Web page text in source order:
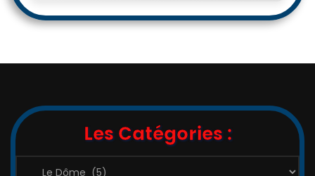
Les Catégories :